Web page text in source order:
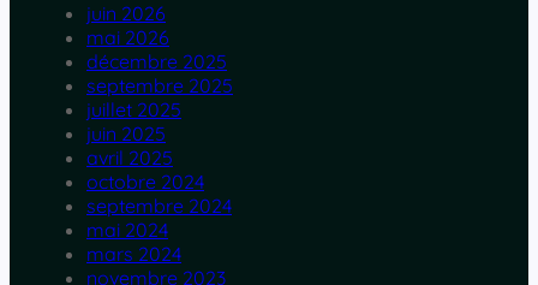
juin 2026
mai 2026
décembre 2025
septembre 2025
juillet 2025
juin 2025
avril 2025
octobre 2024
septembre 2024
mai 2024
mars 2024
novembre 2023